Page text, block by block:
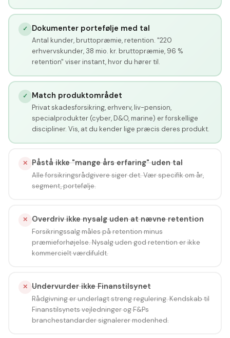
✓ Dokumenter portefølje med tal
Antal kunder, bruttopræmie, retention. "220
erhvervskunder, 38 mio. kr. bruttopræmie, 96 %
retention" viser instant, hvor du hører til.
✓ Match produktområdet
Privat skadesforsikring, erhverv, liv-pension,
specialprodukter (cyber, D&O, marine) er forskellige
discipliner. Vis, at du kender lige præcis deres produkt.
✕ Påstå ikke "mange års erfaring" uden tal
Alle forsikringsrådgivere siger det. Vær specifik om år,
segment, portefølje.
✕ Overdriv ikke nysalg uden at nævne retention
Forsikringssalg måles på retention minus
præmieforhøjelse. Nysalg uden god retention er ikke
kommercielt værdifuldt.
✕ Undervurder ikke Finanstilsynet
Rådgivning er underlagt streng regulering. Kendskab til
Finanstilsynets vejledninger og F&Ps
branchestandarder signalerer modenhed.